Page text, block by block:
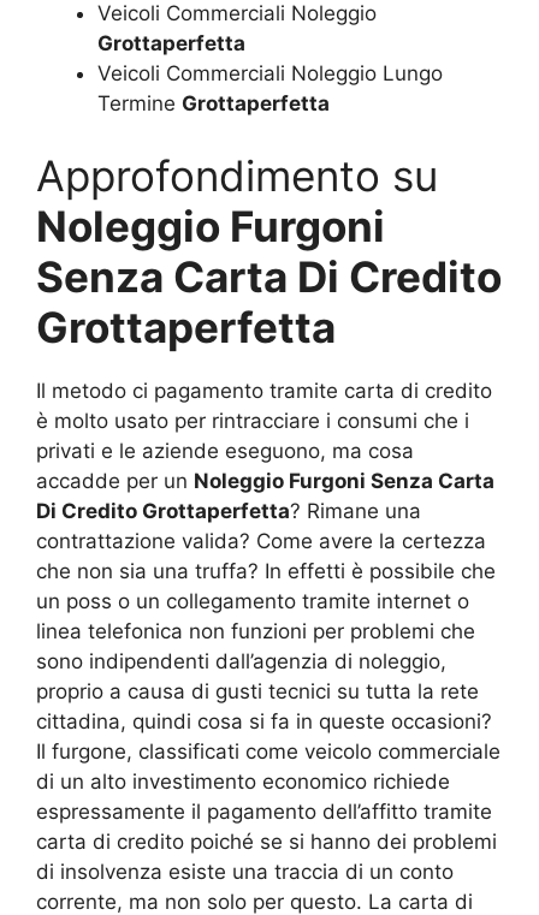
Veicoli Commerciali Noleggio
Grottaperfetta
Veicoli Commerciali Noleggio Lungo
Termine Grottaperfetta
Approfondimento su
Noleggio Furgoni
Senza Carta Di Credito
Grottaperfetta
Il metodo ci pagamento tramite carta di credito
è molto usato per rintracciare i consumi che i
privati e le aziende eseguono, ma cosa
accadde per un Noleggio Furgoni Senza Carta
Di Credito Grottaperfetta? Rimane una
contrattazione valida? Come avere la certezza
che non sia una truffa? In effetti è possibile che
un poss o un collegamento tramite internet o
linea telefonica non funzioni per problemi che
sono indipendenti dall’agenzia di noleggio,
proprio a causa di gusti tecnici su tutta la rete
cittadina, quindi cosa si fa in queste occasioni?
Il furgone, classificati come veicolo commerciale
di un alto investimento economico richiede
espressamente il pagamento dell’affitto tramite
carta di credito poiché se si hanno dei problemi
di insolvenza esiste una traccia di un conto
corrente, ma non solo per questo. La carta di